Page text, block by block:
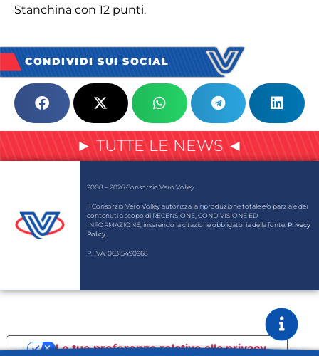
Stanchina con 12 punti.
CONDIVIDI SUI SOCIAL
► TUTTE LE NEWS ◄
2008 – 2026 Consorzio Vero Volley
Il Consorzio Vero Volley autorizza la riproduzione totale e/o parziale dei
contenuti a scopo di RECENSIONE, CONDIVISIONE ED
INFORMAZIONE, inserendo la citazione obbligatoria della fonte. Privacy
Policy
P. IVA: 06315490968
Le tue preferenze relative alla privacy